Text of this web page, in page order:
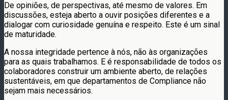
De opiniões, de perspectivas, até mesmo de valores. Em
discussões, esteja aberto a ouvir posições diferentes e a
dialogar com curiosidade genuína e respeito. Este é um sinal
de maturidade.
A nossa integridade pertence à nós, não às organizações
para as quais trabalhamos. E é responsabilidade de todos os
colaboradores construir um ambiente aberto, de relações
sustentáveis, em que departamentos de Compliance não
sejam mais necessários.